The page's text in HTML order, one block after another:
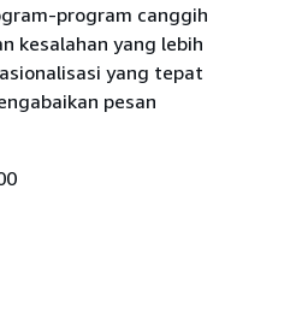
program canggih
kesalahan yang lebih
yang tepat
pesan